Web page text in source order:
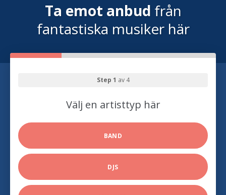
Ta emot anbud från
fantastiska musiker här
Step 1 av 4
Välj en artisttyp här
BAND
DJS